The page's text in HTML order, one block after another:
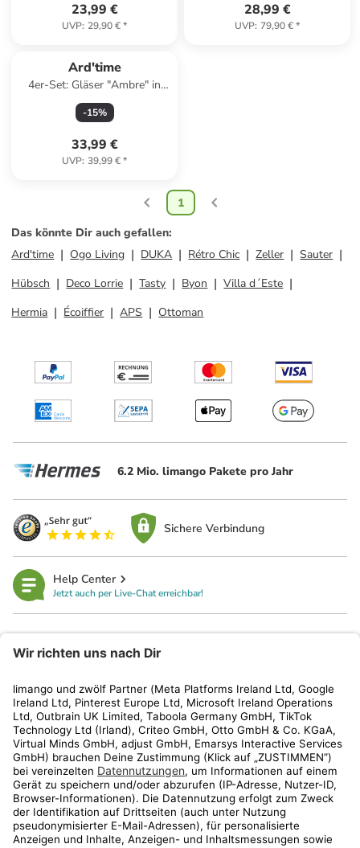
23,99 €
UVP: 29,90 €*
28,99 €
UVP: 79,90 €*
Ard'time
4er-Set: Gläser "Ambre" in
Orange - 280 ml
-15%
33,99 €
UVP: 39,99 €*
1
Das könnte Dir auch gefallen:
Ard'time
Ogo Living DUKA Rétro Chic Zeller
Sauter
Hübsch
Deco Lorrie Tasty Byon
Villa d´Este
Hermia
Écoiffier APS Ottoman
6.2 Mio. limango Pakete pro Jahr
Sichere Verbindung
Help Center
Jetzt auch per Live-Chat erreichbar!
Kundenservice
Shop
Aktionen
Travel